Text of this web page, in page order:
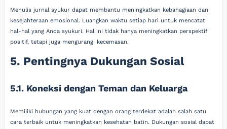
Menulis jurnal syukur dapat membantu meningkatkan kebahagiaan dan
kesejahteraan emosional. Luangkan waktu setiap hari untuk mencatat
hal-hal yang Anda syukuri. Hal ini tidak hanya meningkatkan perspektif
positif, tetapi juga mengurangi kecemasan.
5. Pentingnya Dukungan Sosial
5.1. Koneksi dengan Teman dan Keluarga
Memiliki hubungan yang kuat dengan orang terdekat adalah salah satu
cara terbaik untuk meningkatkan kesehatan batin. Dukungan sosial dapat